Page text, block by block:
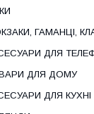
ГАМАНЦІ,
ДЛЯ
ДЛЯ ДОМУ
ДЛЯ КУХНІ